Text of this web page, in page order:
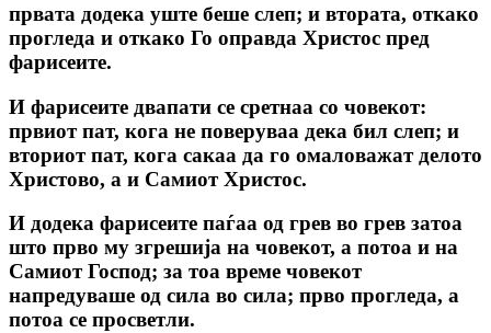
првата додека уште беше слеп; и втората, откако
прогледа и откако Го оправда Христос пред
фарисеите.
И фарисеите двапати се сретнаа со човекот:
првиот пат, кога не поверуваа дека бил слеп; и
вториот пат, кога сакаа да го омаловажат делото
Христово, а и Самиот Христос.
И додека фарисеите паѓаа од грев во грев затоа
што прво му згрешија на човекот, а потоа и на
Самиот Господ; за тоа време човекот
напредуваше од сила во сила; прво прогледа, а
потоа се просветли.